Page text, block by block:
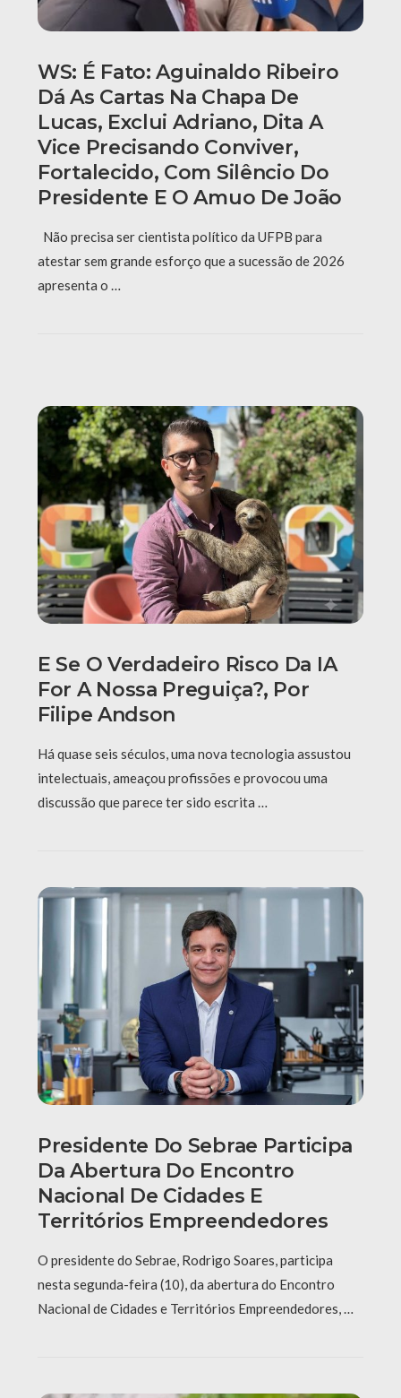
WS: É Fato: Aguinaldo Ribeiro
Dá As Cartas Na Chapa De
Lucas, Exclui Adriano, Dita A
Vice Precisando Conviver,
Fortalecido, Com Silêncio Do
Presidente E O Amuo De João
Não precisa ser cientista político da UFPB para
atestar sem grande esforço que a sucessão de 2026
apresenta o …
E Se O Verdadeiro Risco Da IA
For A Nossa Preguiça?, Por
Filipe Andson
Há quase seis séculos, uma nova tecnologia assustou
intelectuais, ameaçou profissões e provocou uma
discussão que parece ter sido escrita …
Presidente Do Sebrae Participa
Da Abertura Do Encontro
Nacional De Cidades E
Territórios Empreendedores
O presidente do Sebrae, Rodrigo Soares, participa
nesta segunda-feira (10), da abertura do Encontro
Nacional de Cidades e Territórios Empreendedores, …